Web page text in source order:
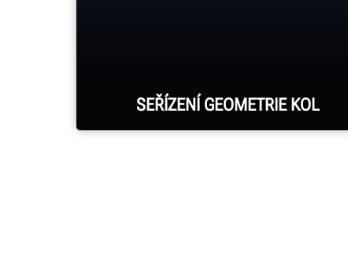
SEŘÍZENÍ GEOMETRIE KOL